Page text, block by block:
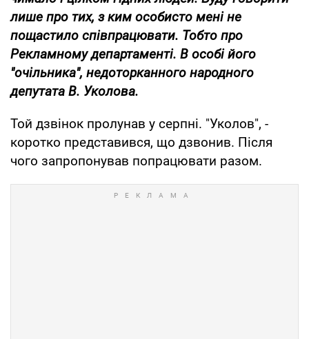
лише про тих, з ким особисто мені не
пощастило співпрацювати. Тобто про
Рекламному департаменті. В особі його
"очільника", недоторканного народного
депутата В. Уколова.
Той дзвінок пролунав у серпні. "Уколов", -
коротко представився, що дзвонив. Після
чого запропонував попрацювати разом.